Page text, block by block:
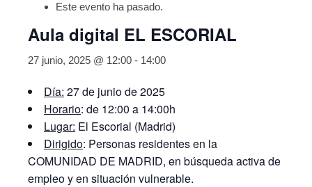
Este evento ha pasado.
Aula digital EL ESCORIAL
27 junio, 2025 @ 12:00 - 14:00
Día: 27 de junio de 2025
Horario: de 12:00 a 14:00h
Lugar: El Escorial (Madrid)
Dirigido: Personas residentes en la
COMUNIDAD DE MADRID, en búsqueda activa de
empleo y en situación vulnerable.